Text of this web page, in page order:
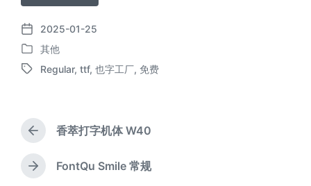
发
布
日
2025-01-25
发
布
其他
标
Regular, ttf, 也字工厂, 免费
上
篇
文
章
香萃打字机体 W40
下
FontQu Smile 常规